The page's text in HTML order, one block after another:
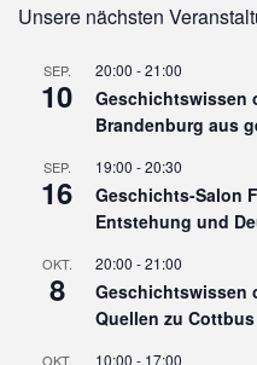
Unsere nächsten
SEP.
10
20:00 -21:00
Geschichtswissen
Brandenburg aus
SEP.
16
19:00 -20:30
Geschichts-Salon
Entstehung und
OKT.
8
20:00 -21:00
Geschichtswissen
Quellen zu Cottbus
OKT. 10:00 - 17:00